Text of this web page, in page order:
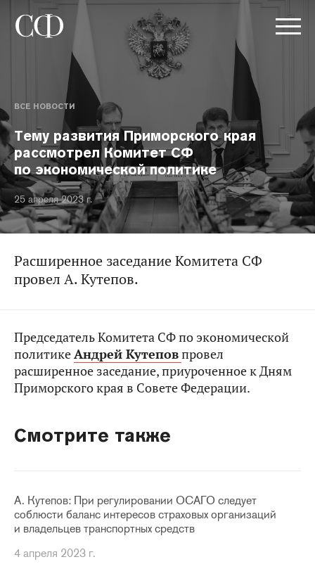
ВСЕ НОВОСТИ
Тему развития Приморского края
рассмотрел Комитет СФ
по экономической политике
25 апреля 2023 г.
Расширенное заседание Комитета СФ
провел А. Кутепов.
Председатель Комитета СФ по экономической
политикеАндрей Кутеповпровел
расширенное заседание, приуроченное к Дням
Приморского края в Совете Федерации.
Смотрите также
А. Кутепов: При регулировании ОСАГО следует
соблюсти баланс интересов страховых организаций
и владельцев транспортных средств
4 апреля 2023 г.